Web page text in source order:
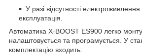
У разі відсутності
експлуатація.
Автоматика X-BOOST ES900 легко
налаштовується та програмується. У
комплектацію входить: